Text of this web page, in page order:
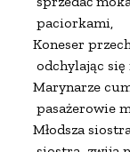
paciorkami,
Koneser
odchylając się
Marynarze
pasażerowie
Młodsza